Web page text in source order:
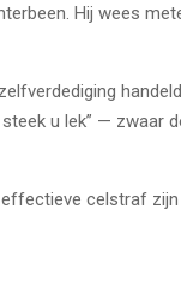
Hij wees
u lek” — zwaar
celstraf